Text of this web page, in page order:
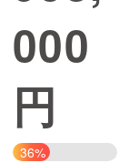
000
円
36%